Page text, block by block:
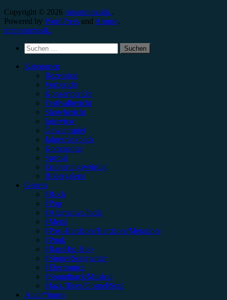
Copyright © 2026 minutenmusik..
Powered by WordPress und Arouse.
minutenmusik.
Suchen
nach:
Kategorien
Rezension
Vorbericht
Konzertbericht
Festivalbericht
Showbericht
Interview
Gewinnspiel
Jahresrückblick
Kommentar
Special
Erinnerungswürdig
Bildergalerie
Genres
#Rock
#Pop
#Alternative/Indie
#Metal
#Post-Hardcore/Hardcore/Metalcore
#Punk
#Rap/Hip-Hop
#Singer/Songwriter
#Electronica
#Soundtrack/Musical
#Jazz/Blues/Gospel/Soul
Autor*innen